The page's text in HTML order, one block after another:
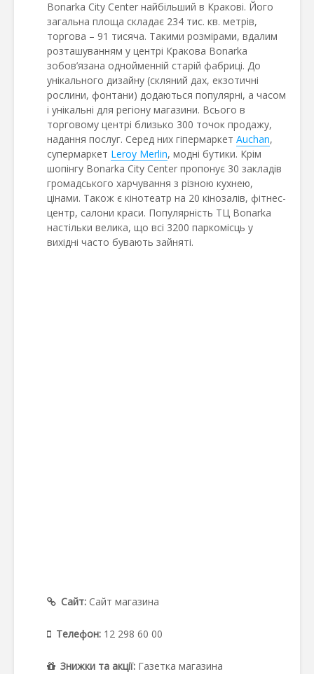
Bonarka City Center найбільший в Кракові. Його
загальна площа складає 234 тис. кв. метрів,
торгова – 91 тисяча. Такими розмірами, вдалим
розташуванням у центрі Кракова Bonarka
зобов’язана однойменній старій фабриці. До
унікального дизайну (скляний дах, екзотичні
рослини, фонтани) додаються популярні, а часом
і унікальні для регіону магазини. Всього в
торговому центрі близько 300 точок продажу,
надання послуг. Серед них гіпермаркет Auchan,
супермаркет Leroy Merlin, модні бутики. Крім
шопінгу Bonarka City Center пропонує 30 закладів
громадського харчування з різною кухнею,
цінами. Також є кінотеатр на 20 кінозалів, фітнес-
центр, салони краси. Популярність ТЦ Bonarka
настільки велика, що всі 3200 паркомісць у
вихідні часто бувають зайняті.
Сайт: Сайт магазина
Телефон: 12 298 60 00
Знижки та акції: Газетка магазина